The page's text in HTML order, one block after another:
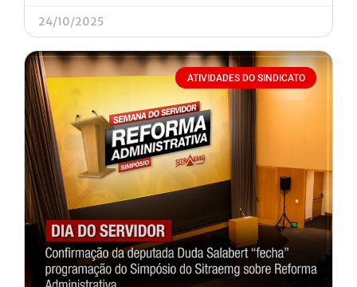
24/10/2025
ATIVIDADES DO SINDICATO